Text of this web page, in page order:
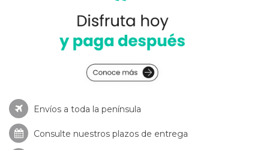
Envíos a toda la península
Consulte nuestros plazos de entrega